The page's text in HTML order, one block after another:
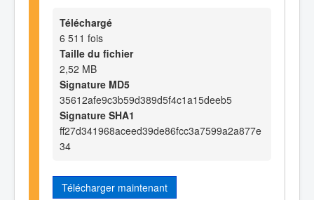
Téléchargé
6 511 fois
Taille du fichier
2,52 MB
Signature MD5
35612afe9c3b59d389d5f4c1a15deeb5
Signature SHA1
ff27d341968aceed39de86fcc3a7599a2a877e
34
Télécharger maintenant